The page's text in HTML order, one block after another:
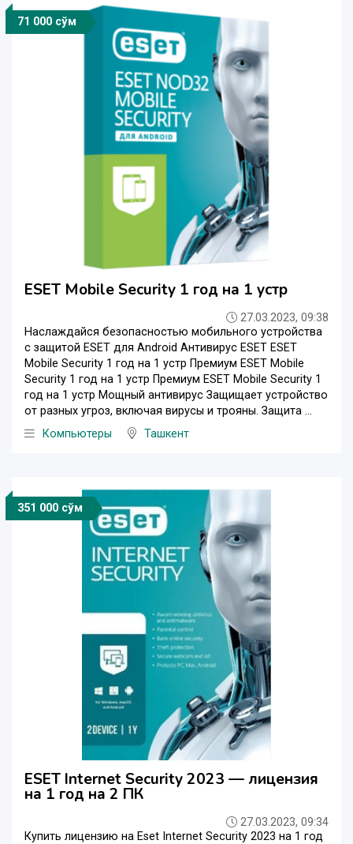
71 000 сўм
ESET Mobile Security 1 год на 1 устр
27.03.2023, 09:38
Наслаждайся безопасностью мобильного устройства
с защитой ESET для Android Антивирус ESET ESET
Mobile Security 1 год на 1 устр Премиум ESET Mobile
Security 1 год на 1 устр Премиум ESET Mobile Security 1
год на 1 устр Мощный антивирус Защищает устройство
от разных угроз, включая вирусы и трояны. Защита ...
Компьютеры
Ташкент
351 000 сўм
ESET Internet Security 2023 — лицензия
на 1 год на 2 ПК
27.03.2023, 09:34
Купить лицензию на Eset Internet Security 2023 на 1 год